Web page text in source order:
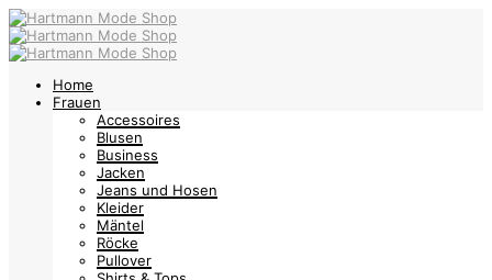
Home
Frauen
Accessoires
Blusen
Business
Jacken
Jeans und Hosen
Kleider
Mäntel
Röcke
Pullover